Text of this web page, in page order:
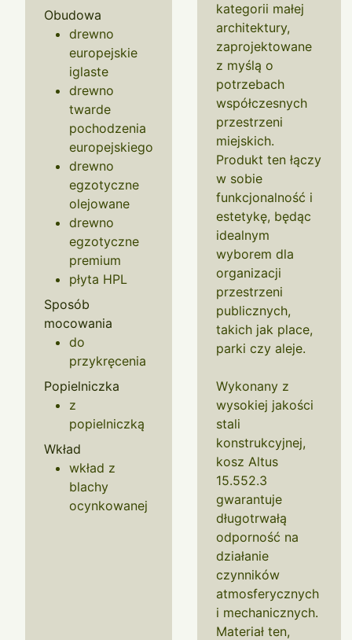
Obudowa
drewno
europejskie
iglaste
drewno
twarde
pochodzenia
europejskiego
drewno
egzotyczne
olejowane
drewno
egzotyczne
premium
płyta HPL
Sposób
mocowania
do
przykręcenia
Popielniczka
z
popielniczką
Wkład
wkład z
blachy
ocynkowanej
kategorii małej
architektury,
zaprojektowane
z myślą o
potrzebach
współczesnych
przestrzeni
miejskich.
Produkt ten łączy
w sobie
funkcjonalność i
estetykę, będąc
idealnym
wyborem dla
organizacji
przestrzeni
publicznych,
takich jak place,
parki czy aleje.
Wykonany z
wysokiej jakości
stali
konstrukcyjnej,
kosz Altus
15.552.3
gwarantuje
długotrwałą
odporność na
działanie
czynników
atmosferycznych
i mechanicznych.
Materiał ten,